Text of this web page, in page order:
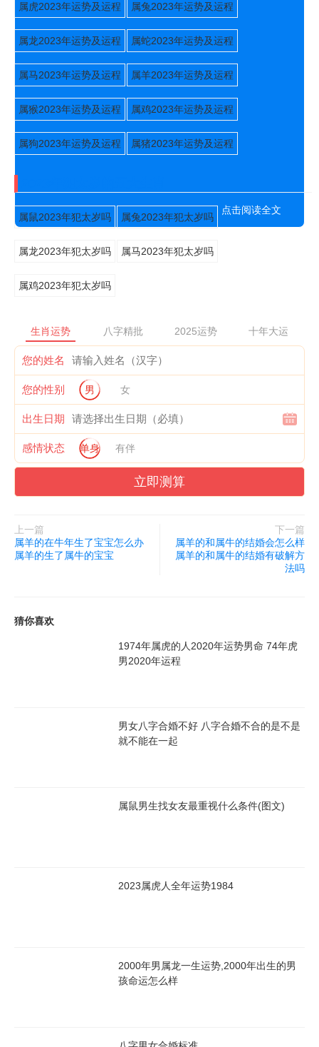
属虎2023年运势及运程 属兔2023年运势及运程
属龙2023年运势及运程 属蛇2023年运势及运程
属马2023年运势及运程 属羊2023年运势及运程
属猴2023年运势及运程 属鸡2023年运势及运程
属狗2023年运势及运程 属猪2023年运势及运程
属鼠2023年犯太岁吗 属兔2023年犯太岁吗
属龙2023年犯太岁吗 属马2023年犯太岁吗
属鸡2023年犯太岁吗
点击阅读全文
生肖运势 八字精批 2025运势 十年大运
您的姓名
您的性别 男 女
出生日期
感情状态 单身 有伴
立即测算
上一篇
属羊的在牛年生了宝宝怎么办
属羊的生了属牛的宝宝
下一篇
属羊的和属牛的结婚会怎么样
属羊的和属牛的结婚有破解方
法吗
猜你喜欢
1974年属虎的人2020年运势男命 74年虎
男2020年运程
男女八字合婚不好 八字合婚不合的是不是
就不能在一起
属鼠男生找女友最重视什么条件(图文)
2023属虎人全年运势1984
2000年男属龙一生运势,2000年出生的男
孩命运怎么样